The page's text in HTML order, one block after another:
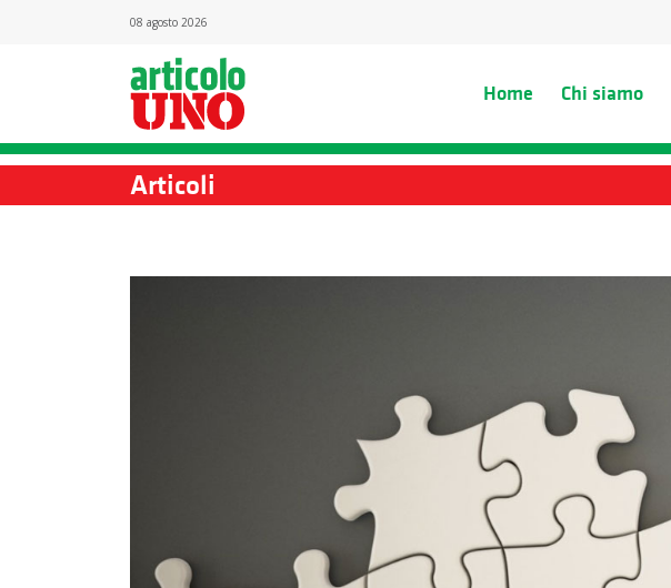
08 agosto 2026
Home Chi siamo
Articoli